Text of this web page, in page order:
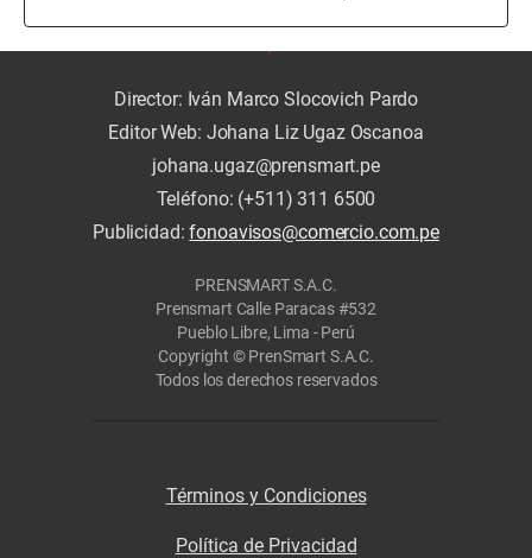
Director: Iván Marco Slocovich Pardo
Editor Web: Johana Liz Ugaz Oscanoa
johana.ugaz@prensmart.pe
Teléfono: (+511) 311 6500
Publicidad:fonoavisos@comercio.com.pe
PRENSMART S.A.C.
Prensmart Calle Paracas #532
Pueblo Libre, Lima - Perú
Copyright © PrenSmart S.A.C.
Todos los derechos reservados
Términos y Condiciones
Política de Privacidad